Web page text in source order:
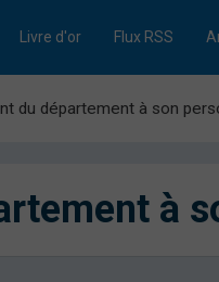
Livre d'or Flux RSS
du département à son
à